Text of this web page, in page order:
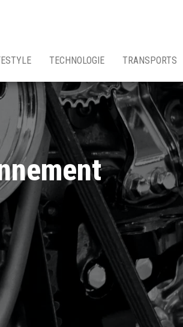
TECHNOLOGIE TRANSPORTS